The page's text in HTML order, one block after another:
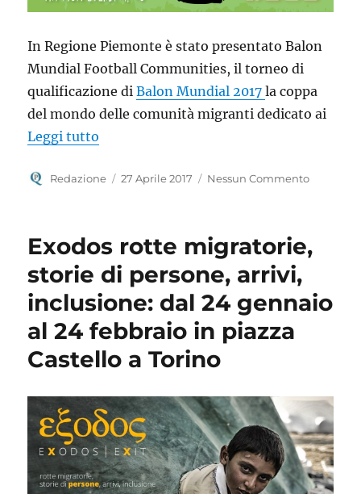
In Regione Piemonte è stato presentato Balon
Mundial Football Communities, il torneo di
qualificazione diBalon Mundial 2017la coppa
del mondo delle comunità migranti dedicato ai
Leggi tutto
Autore
Redazione
Pubblicato
27 Aprile 2017 Nessun Commento
Exodos rotte migratorie,
storie di persone, arrivi,
inclusione: dal 24 gennaio
al 24 febbraio in piazza
Castello a Torino